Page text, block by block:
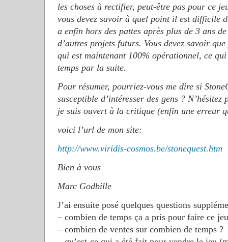
les choses à rectifier, peut-être pas pour ce
vous devez savoir à quel point il est difficile
a enfin hors des pattes après plus de 3 ans
d’autres projets futurs. Vous devez savoir
qui est maintenant 100% opérationnel, ce
temps par la suite.
Pour résumer, pourriez-vous me dire si
susceptible d’intéresser des gens ? N’hésitez
je suis ouvert à la critique (enfin une erreur
voici l’url de mon site:
http://www.viridis-cosmos.be/stonequest.htm
Bien à vous
Marc Godbille
J’ai ensuite posé quelques questions
– combien de temps ça a pris pour faire ce
– combien de ventes sur combien de temps ?